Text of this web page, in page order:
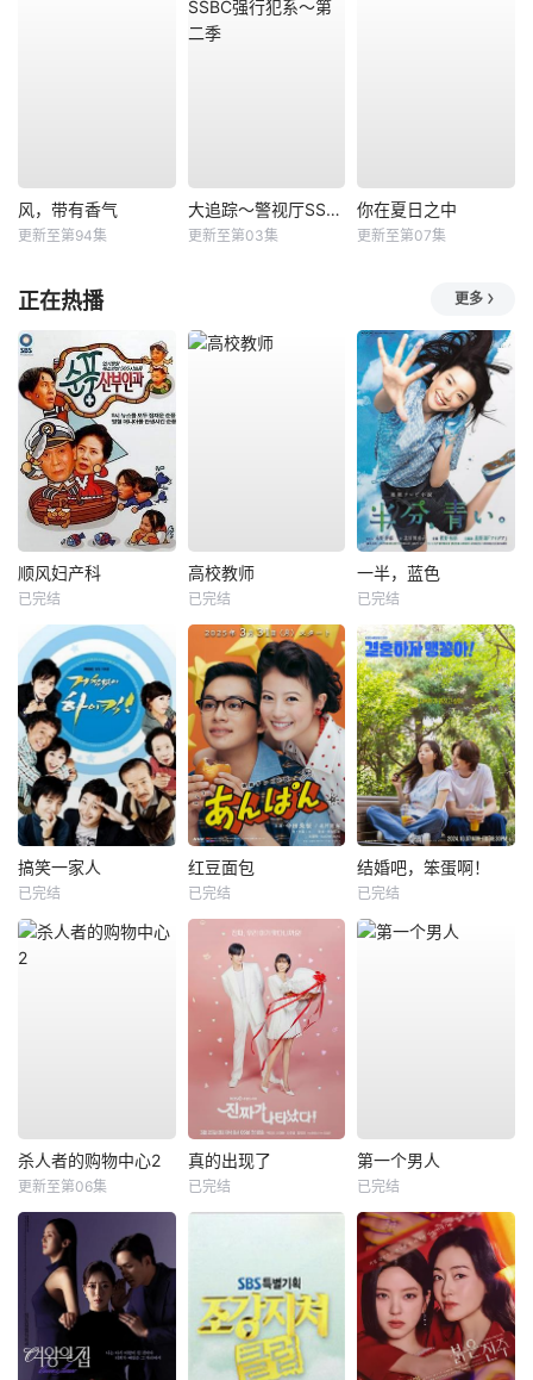
风，带有香气
更新至第94集
大追踪〜警视厅SSBC强行犯系〜第二季
更新至第03集
你在夏日之中
更新至第07集
正在热播 更多
顺风妇产科
已完结
高校教师
已完结
一半，蓝色
已完结
搞笑一家人
已完结
红豆面包
已完结
结婚吧，笨蛋啊！
已完结
杀人者的购物中心2
更新至第06集
真的出现了
已完结
第一个男人
已完结